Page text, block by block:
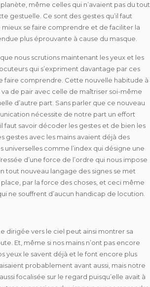
même celles qui n’avaient pas du tout
gestuelle. Ce sont des gestes qu’il faut
mieux se faire comprendre et de faciliter la
plus éprouvante à cause du masque.
nous scrutions maintenant les yeux et les
qui s’expriment davantage par ces
faire comprendre. Cette nouvelle habitude à
va de pair avec celle de maîtriser soi-même
d’autre part. Sans parler que ce nouveau
nécessite de notre part un effort
faut savoir décoder les gestes et de bien les
gestes avec les mains avaient déjà des
universelles comme l’index qui désigne une
d’une force de l’ordre qui nous impose
tout nouveau langage des signes se met
par la force des choses, et ceci même
ne souffrent d’aucun handicap de locution.
dirigée vers le ciel peut ainsi montrer sa
Et, même si nos mains n’ont pas encore
yeux le savent déjà et le font encore plus
probablement avant aussi, mais notre
focalisée sur le regard puisqu’elle avait à